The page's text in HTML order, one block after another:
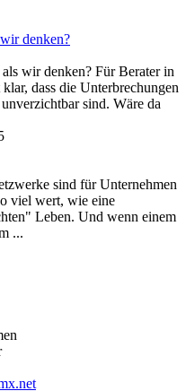
denken?
wir denken? Für Berater in
dass die Unterbrechungen
unverzichtbarsind. Wäre da
sind für Unternehmen
viel wert, wie eine
Leben. Und wenn einem
...